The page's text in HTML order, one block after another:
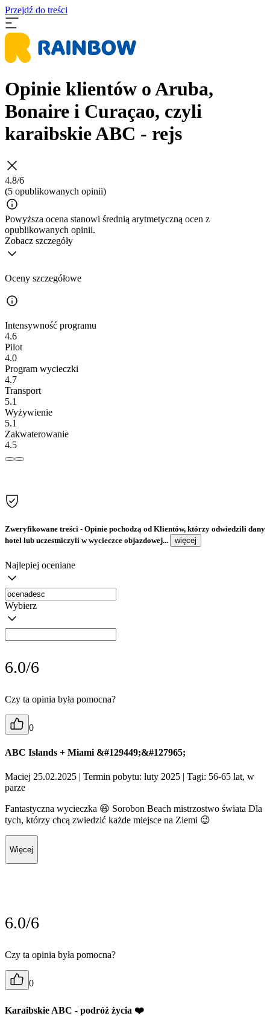
Przejdź do treści
Opinie klientów o Aruba,
Bonaire i Curaçao, czyli
karaibskie ABC - rejs
4.8/6
(5 opublikowanych opinii)
Powyższa ocena stanowi średnią arytmetyczną ocen z
opublikowanych opinii.
Zobacz szczegóły
Oceny szczegółowe
Intensywność programu
4.6
Pilot
4.0
Program wycieczki
4.7
Transport
5.1
Wyżywienie
5.1
Zakwaterowanie
4.5
Zweryfikowane treści - Opinie pochodzą od Klientów, którzy odwiedzili dany
hotel lub uczestniczyli w wycieczce objazdowej...
więcej
Najlepiej oceniane
Wybierz
6.0/6
Czy ta opinia była pomocna?
0
ABC Islands + Miami &#129449;&#127965;️
Maciej 25.02.2025 | Termin pobytu: luty 2025 | Tagi: 56-65 lat, w
parze
Fantastyczna wycieczka 😃 Sorobon Beach mistrzostwo świata Dla
tych, którzy chcą zwiedzić każde miejsce na Ziemi 😉
Więcej
6.0/6
Czy ta opinia była pomocna?
0
Karaibskie ABC - podróż życia ❤️